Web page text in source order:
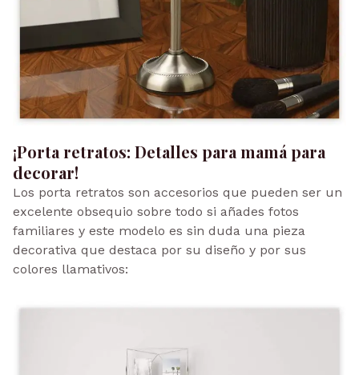
¡Porta retratos: Detalles para mamá para
decorar!
Los porta retratos son accesorios que pueden ser un
excelente obsequio sobre todo si añades fotos
familiares y este modelo es sin duda una pieza
decorativa que destaca por su diseño y por sus
colores llamativos: